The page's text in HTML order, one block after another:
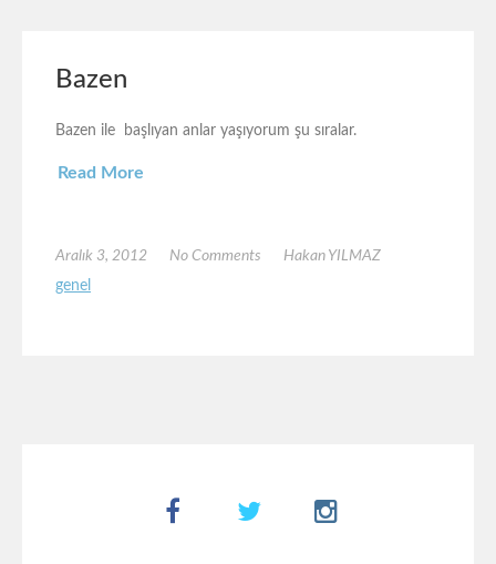
Bazen
Bazen ile başlıyan anlar yaşıyorum şu sıralar.
Read More
Aralık 3, 2012 No Comments
Hakan YILMAZ
genel